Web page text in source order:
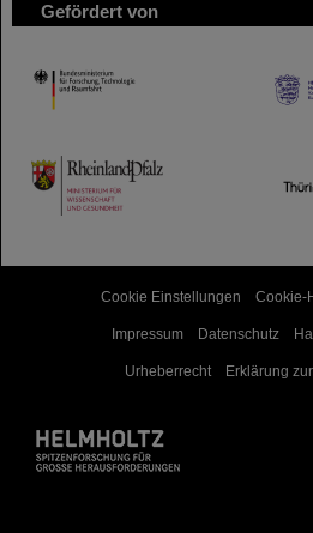
Gefördert von
HMWK
TMWWDG
Cookie Einstellungen Cookie-
Impressum Datenschutz
Urheberrecht Erklärung